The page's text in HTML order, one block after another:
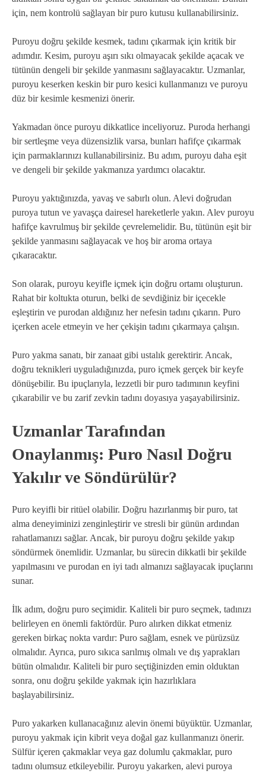
için, nem kontrolü sağlayan bir puro kutusu kullanabilirsiniz.
Puroyu doğru şekilde kesmek, tadını çıkarmak için kritik bir
adımdır. Kesim, puroyu aşırı sıkı olmayacak şekilde açacak ve
tütünün dengeli bir şekilde yanmasını sağlayacaktır. Uzmanlar,
puroyu keserken keskin bir puro kesici kullanmanızı ve puroyu
düz bir kesimle kesmenizi önerir.
Yakmadan önce puroyu dikkatlice inceliyoruz. Puroda herhangi
bir sertleşme veya düzensizlik varsa, bunları hafifçe çıkarmak
için parmaklarınızı kullanabilirsiniz. Bu adım, puroyu daha eşit
ve dengeli bir şekilde yakmanıza yardımcı olacaktır.
Puroyu yaktığınızda, yavaş ve sabırlı olun. Alevi doğrudan
puroya tutun ve yavaşça dairesel hareketlerle yakın. Alev puroyu
hafifçe kavrulmuş bir şekilde çevrelemelidir. Bu, tütünün eşit bir
şekilde yanmasını sağlayacak ve hoş bir aroma ortaya
çıkaracaktır.
Son olarak, puroyu keyifle içmek için doğru ortamı oluşturun.
Rahat bir koltukta oturun, belki de sevdiğiniz bir içecekle
eşleştirin ve purodan aldığınız her nefesin tadını çıkarın. Puro
içerken acele etmeyin ve her çekişin tadını çıkarmaya çalışın.
Puro yakma sanatı, bir zanaat gibi ustalık gerektirir. Ancak,
doğru teknikleri uyguladığınızda, puro içmek gerçek bir keyfe
dönüşebilir. Bu ipuçlarıyla, lezzetli bir puro tadımının keyfini
çıkarabilir ve bu zarif zevkin tadını doyasıya yaşayabilirsiniz.
Uzmanlar Tarafından
Onaylanmış: Puro Nasıl Doğru
Yakılır ve Söndürülür?
Puro keyifli bir ritüel olabilir. Doğru hazırlanmış bir puro, tat
alma deneyiminizi zenginleştirir ve stresli bir günün ardından
rahatlamanızı sağlar. Ancak, bir puroyu doğru şekilde yakıp
söndürmek önemlidir. Uzmanlar, bu sürecin dikkatli bir şekilde
yapılmasını ve purodan en iyi tadı almanızı sağlayacak ipuçlarını
sunar.
İlk adım, doğru puro seçimidir. Kaliteli bir puro seçmek, tadınızı
belirleyen en önemli faktördür. Puro alırken dikkat etmeniz
gereken birkaç nokta vardır: Puro sağlam, esnek ve pürüzsüz
olmalıdır. Ayrıca, puro sıkıca sarılmış olmalı ve dış yaprakları
bütün olmalıdır. Kaliteli bir puro seçtiğinizden emin olduktan
sonra, onu doğru şekilde yakmak için hazırlıklara
başlayabilirsiniz.
Puro yakarken kullanacağınız alevin önemi büyüktür. Uzmanlar,
puroyu yakmak için kibrit veya doğal gaz kullanmanızı önerir.
Sülfür içeren çakmaklar veya gaz dolumlu çakmaklar, puro
tadını olumsuz etkileyebilir. Puroyu yakarken, alevi puroya